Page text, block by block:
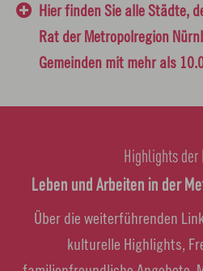
Hier finden Sie alle Städte,
Rat der Metropolregion
Gemeinden mit mehr als
Leben und Arbeiten in der
Highlights der
Über die weiterführenden
kulturelle Highlights,